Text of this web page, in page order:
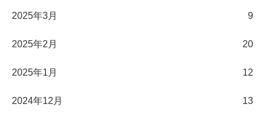
2025年3月 9
2025年2月 20
2025年1月 12
2024年12月 13